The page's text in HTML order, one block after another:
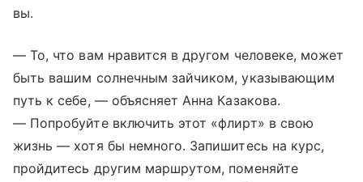
вы.
— То, что вам нравится в другом человеке, может
быть вашим солнечным зайчиком, указывающим
путь к себе, — объясняет Анна Казакова.
— Попробуйте включить этот «флирт» в свою
жизнь — хотя бы немного. Запишитесь на курс,
пройдитесь другим маршрутом, поменяйте